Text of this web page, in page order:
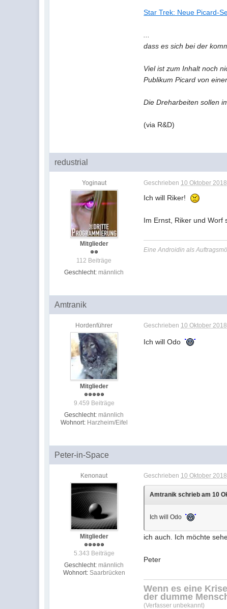
Star Trek: Neue Picard-
dass es sich bei der
Viel ist zum Inhalt noch
Publikum Picard von
Die Dreharbeiten sollen
(via R&D)
redustrial
Yoginaut
Mitglieder
112 Beiträge
Geschlecht: männlich
Geschrieben 10 Oktober
Ich will Riker!
Im Ernst, Riker und Worf
Eine Androidin als
Amtranik
Hordenführer
Mitglieder
9.459 Beiträge
Geschlecht: männlich
Wohnort: Harzheim/Eifel
Geschrieben 10 Oktober
Ich will Odo
Peter-in-Space
Kenonaut
Mitglieder
5.343 Beiträge
Geschlecht: männlich
Wohnort: Saarbrücken
Geschrieben 10 Oktober
Amtranik schrieb am 10
Ich will Odo
ich auch. Ich möchte
Peter
Wenn es eine
der dumme
(Verfasser unbekannt)